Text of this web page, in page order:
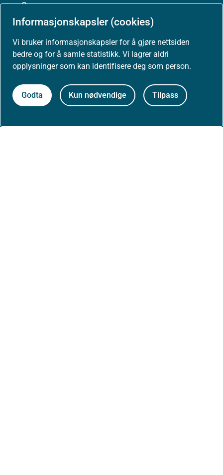
Informasjonskapsler (cookies)
Vi bruker informasjonskapsler for å gjøre nettsiden
bedre og for å samle statistikk. Vi lagrer aldri
opplysninger som kan identifisere deg som person.
Godta Kun nødvendige Tilpass
Om oss
Kontakt oss
Postadresse:
Helsedirektoratet